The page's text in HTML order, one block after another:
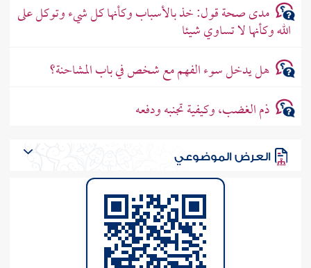
مدى صحة قول: خذ بالأسباب وكأنها كل شيء وتوكل على
الله وكأنها لا تساوي شيئا
هل يدخل سوء الفهم مع شخص في باب المشاحنة؟
ذم الغضب، وكيفية تجنبه ودفعه
العرض الموضوعي